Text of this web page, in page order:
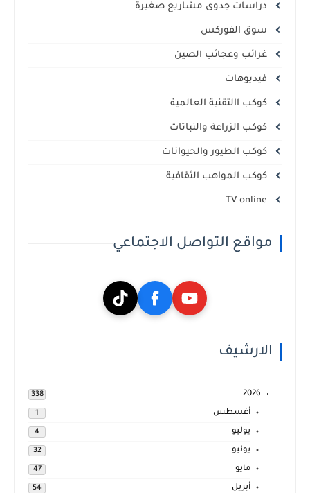
دراسات جدوى مشاريع صغيرة
سوق الفوركس
غرائب وعجائب الصين
فيديوهات
كوكب االتقنية العالمية
كوكب الزراعة والنباتات
كوكب الطيور والحيوانات
كوكب المواهب الثقافية
مواقع التواصل الاجتماعي
الارشيف
2026
338
أغسطس 1
يوليو 4
يونيو 32
مايو 47
أبريل 54